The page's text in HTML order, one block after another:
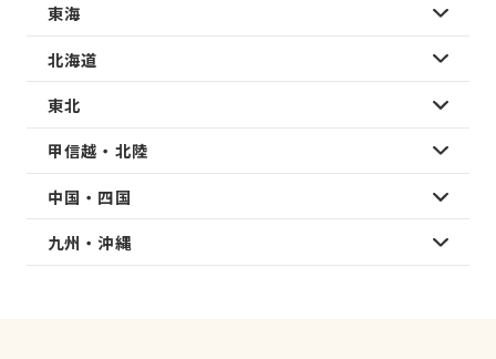
東海
北海道
東北
甲信越・北陸
中国・四国
九州・沖縄